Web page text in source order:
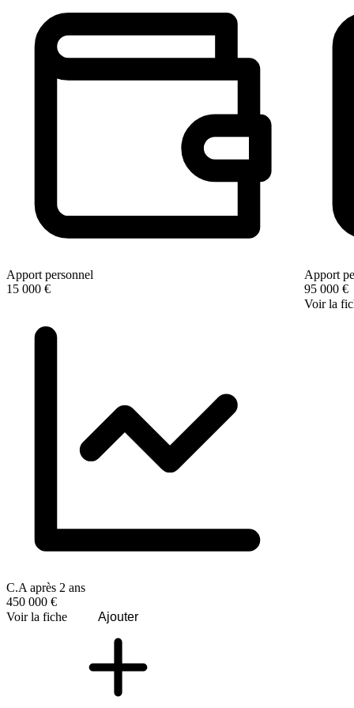
Apport personnel
15 000 €
C.A après 2 ans
450 000 €
Voir la fiche
Ajouter
Apport
95 000 €
Voir la